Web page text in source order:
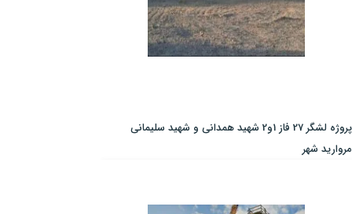
پروژه لشگر 27 فاز 1و2 شهید همدانی و شهید سلیمانی
مروارید شهر